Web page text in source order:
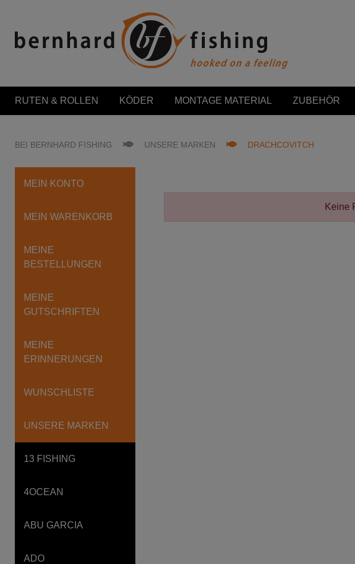
RUTEN & ROLLEN KÖDER MONTAGE MATERIAL ZUBEHÖR
BEI BERNHARD FISHING UNSERE MARKEN DRACHCOVITCH
MEIN KONTO
MEIN WARENKORB
MEINE
BESTELLUNGEN
MEINE
GUTSCHRIFTEN
MEINE
ERINNERUNGEN
WUNSCHLISTE
UNSERE MARKEN
13 FISHING
4OCEAN
ABU GARCIA
ADO
Keine